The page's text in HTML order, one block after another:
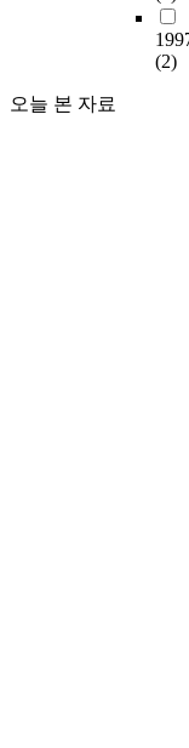
(2)
오늘 본 자료